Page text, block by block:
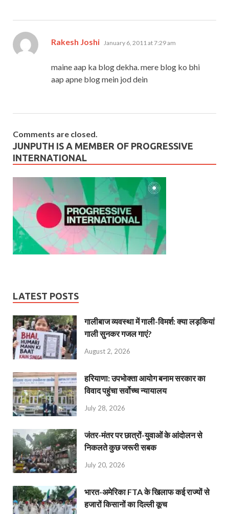
Rakesh Joshi says:
January 6, 2011 at 7:29 am
maine aap ka blog dekha. mere blog ko bhi
aap apne blog mein jod dein
Comments are closed.
JUNPUTH IS A MEMBER OF PROGRESSIVE
INTERNATIONAL
LATEST POSTS
गालीबाज व्‍यवस्‍था में गाली-विमर्श: क्या लड़कियां
गाली सुनकर गजल गाएं?
August 2, 2026
हरियाणा: उपभोक्ता आयोग बनाम सरकार का
विवाद पहुंचा सर्वोच्च न्यायालय
July 28, 2026
जंतर-मंतर पर छात्रों-युवाओं के आंदोलन से
निकलते कुछ जरूरी सबक
July 20, 2026
भारत-अमेरिका FTA के खिलाफ कई राज्यों से
हजारों किसानों का दिल्ली कूच